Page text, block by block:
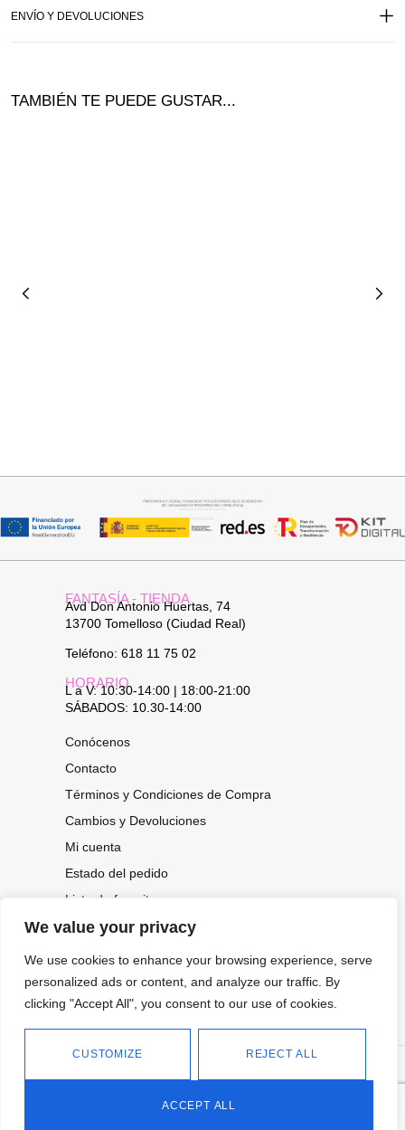
We value your privacy
We use cookies to enhance your browsing experience, serve
personalized ads or content, and analyze our traffic. By
clicking "Accept All", you consent to our use of cookies.
CUSTOMIZE REJECT ALL
ACCEPT ALL
ENVÍO Y DEVOLUCIONES
TAMBIÉN TE PUEDE GUSTAR...
FANTASÍA - TIENDA
Avd Don Antonio Huertas, 74
13700 Tomelloso (Ciudad Real)
Teléfono: 618 11 75 02
HORARIO
L a V: 10:30-14:00 | 18:00-21:00
SÁBADOS: 10.30-14:00
Conócenos
Contacto
Términos y Condiciones de Compra
Cambios y Devoluciones
Mi cuenta
Estado del pedido
Lista de favoritos
CONOCE NUESTRAS NOVEDADES,
OFERTAS...
2026.